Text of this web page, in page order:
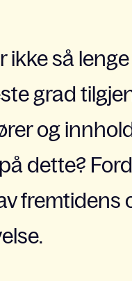
ikke så
grad
og
dette?
fremtidens